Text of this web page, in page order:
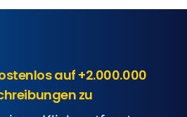
auf +2.000.000
zu